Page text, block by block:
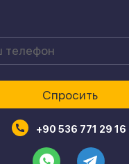
+90 536 771 29 16